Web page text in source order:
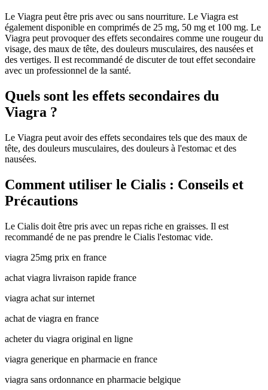
Le Viagra peut être pris avec ou sans nourriture. Le Viagra est
également disponible en comprimés de 25 mg, 50 mg et 100 mg. Le
Viagra peut provoquer des effets secondaires comme une rougeur du
visage, des maux de tête, des douleurs musculaires, des nausées et
des vertiges. Il est recommandé de discuter de tout effet secondaire
avec un professionnel de la santé.
Quels sont les effets secondaires du
Viagra ?
Le Viagra peut avoir des effets secondaires tels que des maux de
tête, des douleurs musculaires, des douleurs à l'estomac et des
nausées.
Comment utiliser le Cialis : Conseils et
Précautions
Le Cialis doit être pris avec un repas riche en graisses. Il est
recommandé de ne pas prendre le Cialis l'estomac vide.
viagra 25mg prix en france
achat viagra livraison rapide france
viagra achat sur internet
achat de viagra en france
acheter du viagra original en ligne
viagra generique en pharmacie en france
viagra sans ordonnance en pharmacie belgique